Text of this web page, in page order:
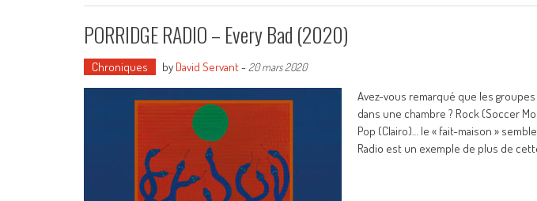
PORRIDGE RADIO – Every Bad (2020)
Chroniques by David Servant- 20 mars 2020
Avez-vous remarqué que les
dans une chambre ? Rock (Soccer
Pop (Clairo)… le « fait-maison »
Radio est un exemple de plus de